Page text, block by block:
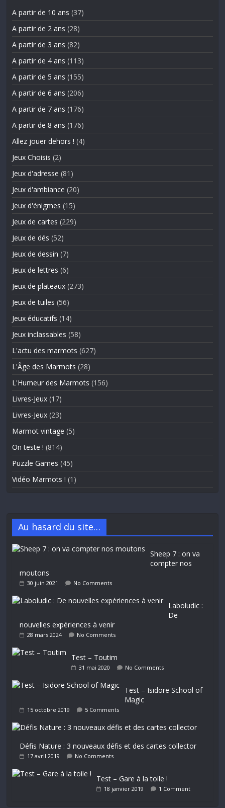
A partir de 10 ans (37)
A partir de 2 ans (28)
A partir de 3 ans (82)
A partir de 4 ans (113)
A partir de 5 ans (155)
A partir de 6 ans (206)
A partir de 7 ans (176)
A partir de 8 ans (176)
Allez jouer dehors ! (4)
Jeux Choisis (2)
Jeux d'adresse (81)
Jeux d'ambiance (20)
Jeux d'énigmes (15)
Jeux de cartes (229)
Jeux de dés (52)
Jeux de dessin (7)
Jeux de lettres (6)
Jeux de plateaux (273)
Jeux de tuiles (56)
Jeux éducatifs (14)
Jeux inclassables (58)
L'actu des marmots (627)
L'Âge des Marmots (28)
L'Humeur des Marmots (156)
Livres-Jeux (17)
Livres-Jeux (23)
Marmot vintage (5)
On teste ! (814)
Puzzle Games (45)
Vidéo Marmots ! (1)
Au hasard du site…
Sheep 7 : on va
compter nos
moutons
30 juin 2021 No Comments
Laboludic :
De
nouvelles expériences à venir
28 mars 2024 No Comments
Test – Toutim
31 mai 2020 No Comments
Test – Isidore School of
Magic
15 octobre 2019 5 Comments
Défis Nature : 3 nouveaux défis et des cartes collector
17 avril 2019 No Comments
Test – Gare à la toile !
18 janvier 2019 1 Comment